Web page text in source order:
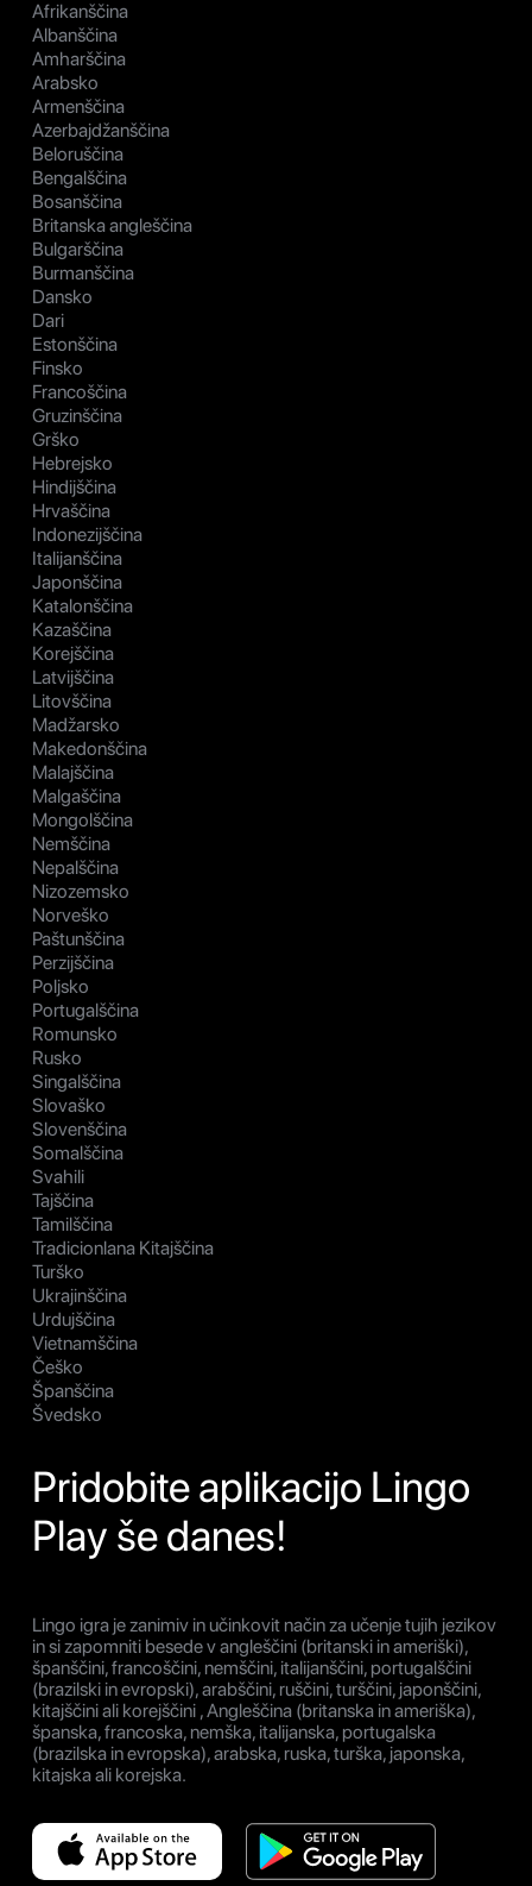
Afrikanščina
Albanščina
Amharščina
Arabsko
Armenščina
Azerbajdžanščina
Beloruščina
Bengalščina
Bosanščina
Britanska angleščina
Bulgarščina
Burmanščina
Dansko
Dari
Estonščina
Finsko
Francoščina
Gruzinščina
Grško
Hebrejsko
Hindijščina
Hrvaščina
Indonezijščina
Italijanščina
Japonščina
Katalonščina
Kazaščina
Korejščina
Latvijščina
Litovščina
Madžarsko
Makedonščina
Malajščina
Malgaščina
Mongolščina
Nemščina
Nepalščina
Nizozemsko
Norveško
Paštunščina
Perzijščina
Poljsko
Portugalščina
Romunsko
Rusko
Singalščina
Slovaško
Slovenščina
Somalščina
Svahili
Tajščina
Tamilščina
Tradicionlana Kitajščina
Turško
Ukrajinščina
Urdujščina
Vietnamščina
Češko
Španščina
Švedsko
Pridobite aplikacijo Lingo
Play še danes!
Lingo igra je zanimiv in učinkovit način za učenje tujih jezikov
in si zapomniti besede v angleščini (britanski in ameriški),
španščini, francoščini, nemščini, italijanščini, portugalščini
(brazilski in evropski), arabščini, ruščini, turščini, japonščini,
kitajščini ali korejščini , Angleščina (britanska in ameriška),
španska, francoska, nemška, italijanska, portugalska
(brazilska in evropska), arabska, ruska, turška, japonska,
kitajska ali korejska.